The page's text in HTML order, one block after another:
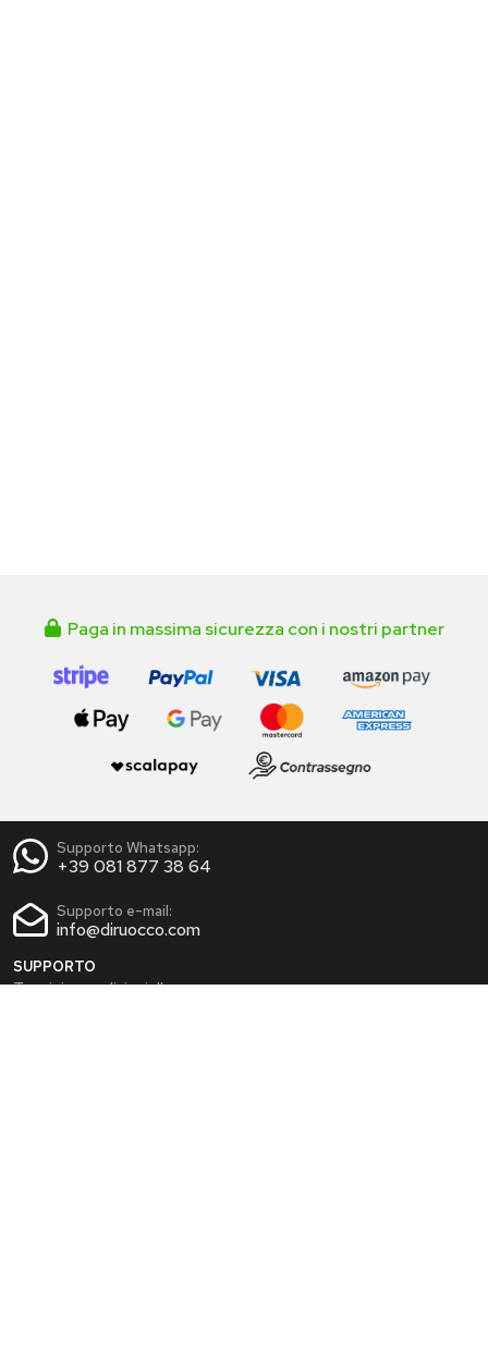
Paga in massima sicurezza con i nostri partner
Supporto Whatsapp:
+39 081 877 38 64
Supporto e-mail:
info@diruocco.com
SUPPORTO
Termini e condizioni d'uso